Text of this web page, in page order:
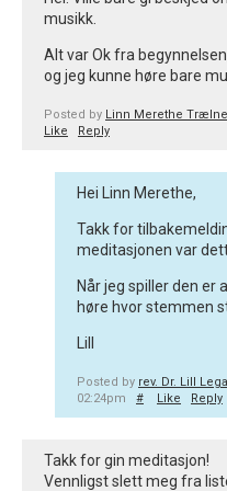
musikk.
Alt var Ok fra
og jeg kunne høre bare
Posted by Linn Merethe
Like
Reply
Hei Linn Merethe,
Takk for
meditasjonen var
Når jeg spiller den er
høre hvor stemmen
Lill
Posted by rev. Dr. Lill
02:24pm
# Like Reply
Takk for gin meditasjon!
Vennligst slett meg fra